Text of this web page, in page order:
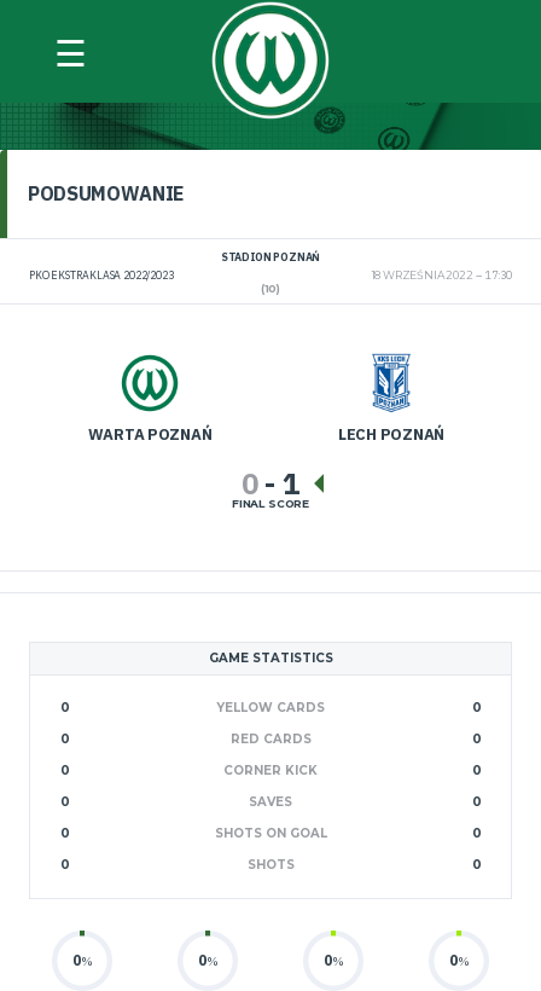
☰
WARTA POZNAŃ VS LECH POZNAŃ
PODSUMOWANIE
PKO EKSTRAKLASA 2022/2023
STADION POZNAŃ
18 WRZEŚNIA 2022
17:30
(10)
WARTA POZNAŃ LECH POZNAŃ
0- 1
FINAL SCORE
GAME STATISTICS
0 YELLOW CARDS
0
0
RED CARDS
0
0
CORNER KICK
0
0
SAVES
0
0
SHOTS ON GOAL
0
0
SHOTS 0
0% 0% 0% 0%